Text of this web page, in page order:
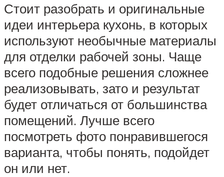
Стоит разобрать и оригинальные
идеи интерьера кухонь, в которых
используют необычные материалы
для отделки рабочей зоны. Чаще
всего подобные решения сложнее
реализовывать, зато и результат
будет отличаться от большинства
помещений. Лучше всего
посмотреть фото понравившегося
варианта, чтобы понять, подойдет
он или нет.